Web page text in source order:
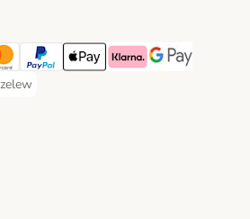
MethodPayment Method
PayPal Payment Method
Apple Pay Payment Method
Klarna Payment Method
Google Pay
Method
Payment Method
Shipping Method
Shipping Method